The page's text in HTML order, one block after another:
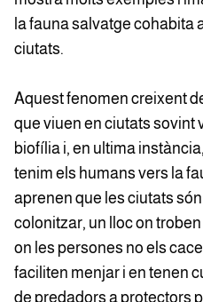
la fauna salvatge cohabita
ciutats.
Aquest fenomen creixent
que viuen en ciutats sovint
biofília i, en ultima
tenim els humans vers la
aprenen que les ciutats
colonitzar, un lloc on
on les persones no els
faciliten menjar i en tenen
de predadors a protectors